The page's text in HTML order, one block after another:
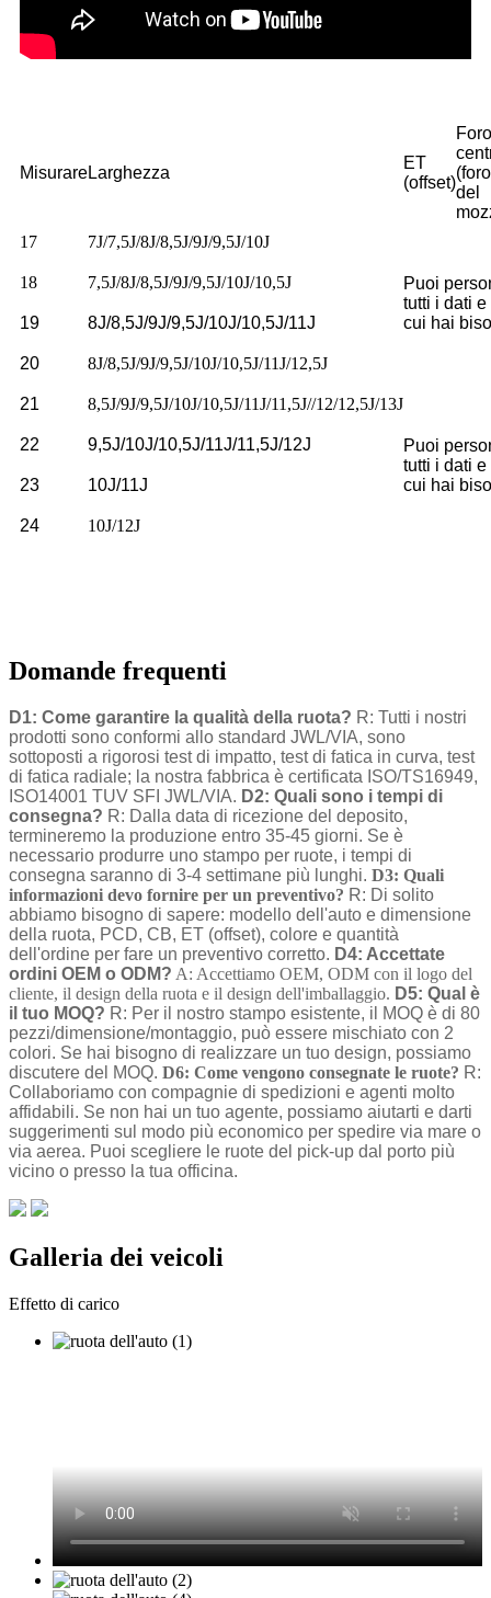
MisurareLarghezza
ET
(offset)
Foro
(foro
del
17
7J/7,5J/8J/8,5J/9J/9,5J/10J
Puoi
tutti i dati
cui hai
18 7,5J/8J/8,5J/9J/9,5J/10J/10,5J
19 8J/8,5J/9J/9,5J/10J/10,5J/11J
20 8J/8,5J/9J/9,5J/10J/10,5J/11J/12,5J
21 8,5J/9J/9,5J/10J/10,5J/11J/11,5J//12/12,5J/13J
Puoi
tutti i dati
cui hai
22 9,5J/10J/10,5J/11J/11,5J/12J
23 10J/11J
24 10J/12J
Domande frequenti
D1: Come garantire la qualità della ruota? R: Tutti i nostri
prodotti sono conformi allo standard JWL/VIA, sono
sottoposti a rigorosi test di impatto, test di fatica in curva, test
di fatica radiale; la nostra fabbrica è certificata ISO/TS16949,
ISO14001 TUV SFI JWL/VIA. D2: Quali sono i tempi di
consegna? R: Dalla data di ricezione del deposito,
termineremo la produzione entro 35-45 giorni. Se è
necessario produrre uno stampo per ruote, i tempi di
consegna saranno di 3-4 settimane più lunghi. D3: Quali
informazioni devo fornire per un preventivo? R: Di solito
abbiamo bisogno di sapere: modello dell'auto e dimensione
della ruota, PCD, CB, ET (offset), colore e quantità
dell'ordine per fare un preventivo corretto. D4: Accettate
ordini OEM o ODM? A: Accettiamo OEM, ODM con il logo del
cliente, il design della ruota e il design dell'imballaggio. D5: Qual è
il tuo MOQ? R: Per il nostro stampo esistente, il MOQ è di 80
pezzi/dimensione/montaggio, può essere mischiato con 2
colori. Se hai bisogno di realizzare un tuo design, possiamo
discutere del MOQ. D6: Come vengono consegnate le ruote? R:
Collaboriamo con compagnie di spedizioni e agenti molto
affidabili. Se non hai un tuo agente, possiamo aiutarti e darti
suggerimenti sul modo più economico per spedire via mare o
via aerea. Puoi scegliere le ruote del pick-up dal porto più
vicino o presso la tua officina.
Galleria dei veicoli
Effetto di carico